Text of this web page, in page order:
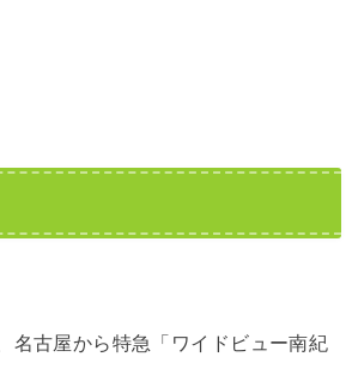
名古屋から特急「ワイドビュー南紀